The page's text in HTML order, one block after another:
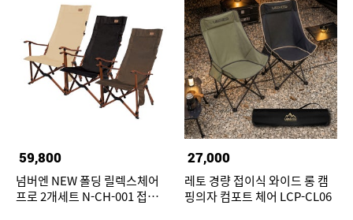
59,800
넘버엔 NEW 폴딩 릴렉스체어
프로 2개세트 N-CH-001 접이
27,000
레토 경량 접이식 와이드 롱 캠
핑의자 컴포트 체어 LCP-CL06